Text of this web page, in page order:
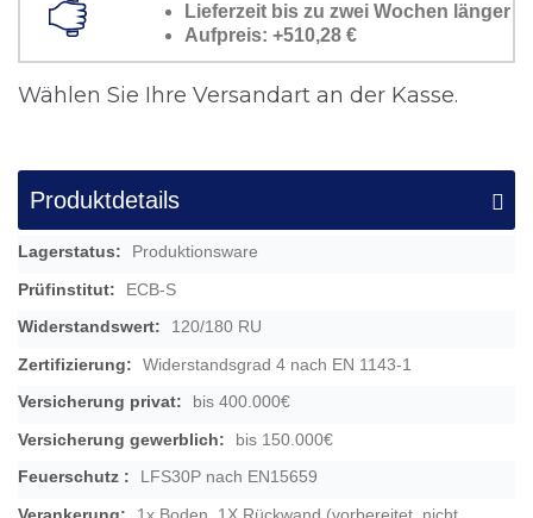
Lieferzeit bis zu zwei Wochen länger
Aufpreis: +510,28 €
Wählen Sie Ihre Versandart an der Kasse.
Produktdetails
Mehr
Informationen
Produktionsware
ECB-S
120/180 RU
Widerstandsgrad 4 nach EN 1143-1
bis 400.000€
bis 150.000€
LFS30P nach EN15659
1x Boden, 1X Rückwand (vorbereitet, nicht